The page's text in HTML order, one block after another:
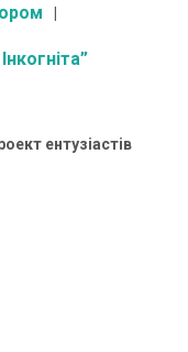
ентузіастів